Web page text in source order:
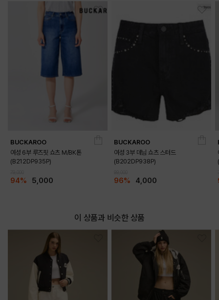
BUCKAROO
여성 6부 루즈핏 쇼츠 M/BK톤
(B212DP935P)
94% 5,000
BUCKAROO
여성 3부 데님 쇼츠 스터드
(B202DP938P)
96% 4,000
이 상품과 비슷한 상품